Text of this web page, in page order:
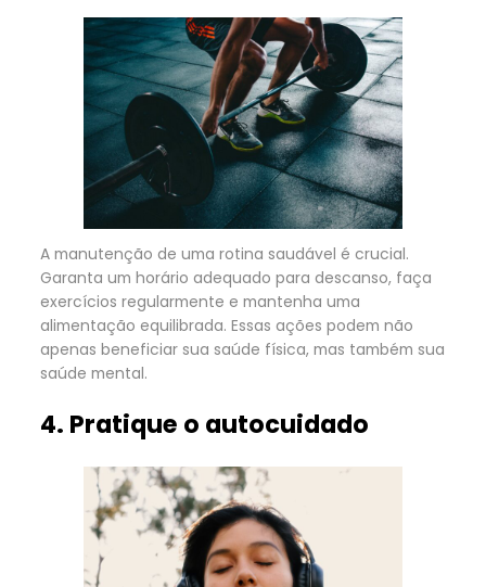
A manutenção de uma rotina saudável é crucial.
Garanta um horário adequado para descanso, faça
exercícios regularmente e mantenha uma
alimentação equilibrada. Essas ações podem não
apenas beneficiar sua saúde física, mas também sua
saúde mental.
4. Pratique o autocuidado